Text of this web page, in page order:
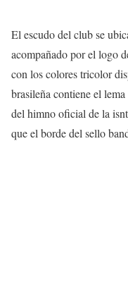
El escudo del club se
acompañado por el logo
con los colores tricolor
brasileña contiene el lema
del himno oficial de la
que el borde del sello